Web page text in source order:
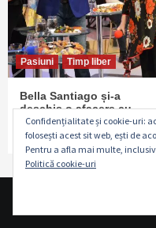
Pasiuni Timp liber
Bella Santiago și-a
deschis o afacere cu
banii câştigaţi la X Factor
6 ani ago Sofie Matei
Confidențialitate și cookie-uri:
folosești acest sit web, ești de
Pentru a afla mai multe,
Politică cookie-uri